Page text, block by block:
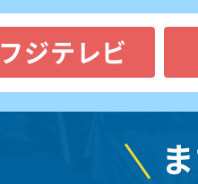
フジテレビ